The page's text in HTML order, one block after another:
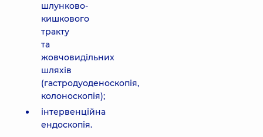
шлунково-
кишкового
тракту
та
жовчовидільних
шляхів
(гастродуоденоскопія,
колоноскопія);
інтервенційна
ендоскопія.